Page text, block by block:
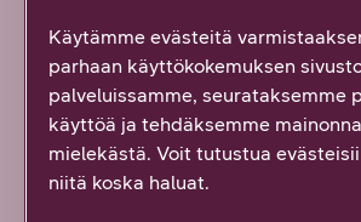
DNA Kotimokkula 4G WLAN
Käytämme evästeitä
parhaan käyttökokemuksen
palveluissamme, seurataksemme
käyttöä ja tehdäksemme
mielekästä. Voit tutustua
niitä koska haluat.